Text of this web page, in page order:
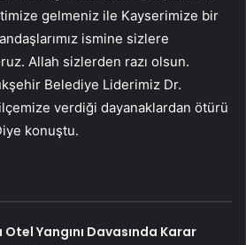
gelmeniz ile Kayserimize bir
ismine sizlere
Allah sizlerden razı olsun.
Belediye Liderimiz Dr.
ilçemize verdiği dayanaklardan ötürü
konuştu.
Otel Yangını Davasında Karar